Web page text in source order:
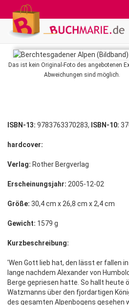
Das ist kein Original-Foto des angebotenen
Abweichungen sind möglich.
ISBN-13: 9783763370283, ISBN-10:
hardcover:
Verlag: Rother Bergverlag
Erscheinungsjahr: 2005-12-02
Größe: 30,4 cm x 26,8 cm x 2,4 cm
Gewicht: 1579 g
Kurzbeschreibung:
'Wen Gott lieb hat, den lässt er fallen
lange nachdem Alexander von
Berge gepriesen hatte. So hallt heute
Watzmanns über den fjordartigen
des gesamten Alpenbogens gesehen